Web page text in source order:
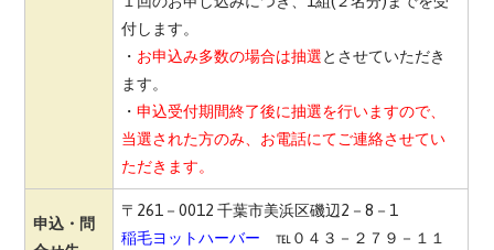
付します。
・ お申込み多数の場合は抽選とさせていただき
ます。
・申込受付期間終了後に抽選を行いますので、
当選された方のみ、お電話にてご連絡させてい
ただきます。
申込・問
〒261－0012 千葉市美浜区磯辺2－8－1
稲毛ヨットハーバー ℡０４３－２７９－１１